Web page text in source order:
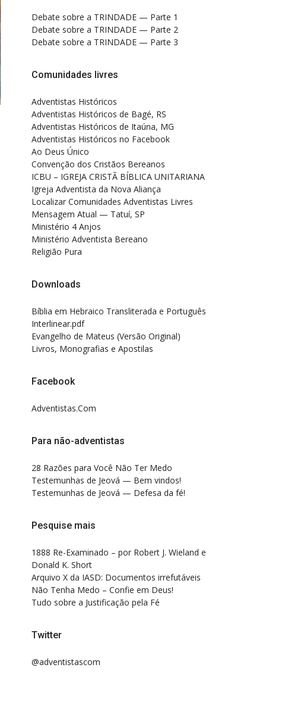
Debate sobre a TRINDADE — Parte 1
Debate sobre a TRINDADE — Parte 2
Debate sobre a TRINDADE — Parte 3
Comunidades livres
Adventistas Históricos
Adventistas Históricos de Bagé, RS
Adventistas Históricos de Itaúna, MG
Adventistas Históricos no Facebook
Ao Deus Único
Convenção dos Cristãos Bereanos
ICBU – IGREJA CRISTÃ BÍBLICA UNITARIANA
Igreja Adventista da Nova Aliança
Localizar Comunidades Adventistas Livres
Mensagem Atual — Tatuí, SP
Ministério 4 Anjos
Ministério Adventista Bereano
Religião Pura
Downloads
Bíblia em Hebraico Transliterada e Português
Interlinear.pdf
Evangelho de Mateus (Versão Original)
Livros, Monografias e Apostilas
Facebook
Adventistas.Com
Para não-adventistas
28 Razões para Você Não Ter Medo
Testemunhas de Jeová — Bem vindos!
Testemunhas de Jeová — Defesa da fé!
Pesquise mais
1888 Re-Examinado – por Robert J. Wieland e
Donald K. Short
Arquivo X da IASD: Documentos irrefutáveis
Não Tenha Medo – Confie em Deus!
Tudo sobre a Justificação pela Fé
Twitter
@adventistascom